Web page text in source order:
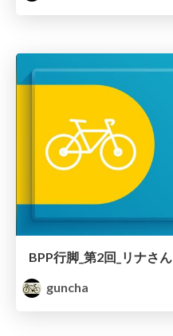
BPP行脚_第2回_リナさん
guncha